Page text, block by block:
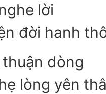
lời
đời hanh
dòng
lòng yên